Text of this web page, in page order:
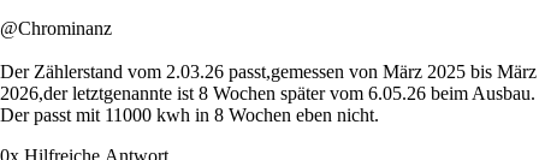
@Chrominanz
Der Zählerstand vom 2.03.26 passt,gemessen von März 2025 bis März
2026,der letztgenannte ist 8 Wochen später vom 6.05.26 beim Ausbau.
Der passt mit 11000 kwh in 8 Wochen eben nicht.